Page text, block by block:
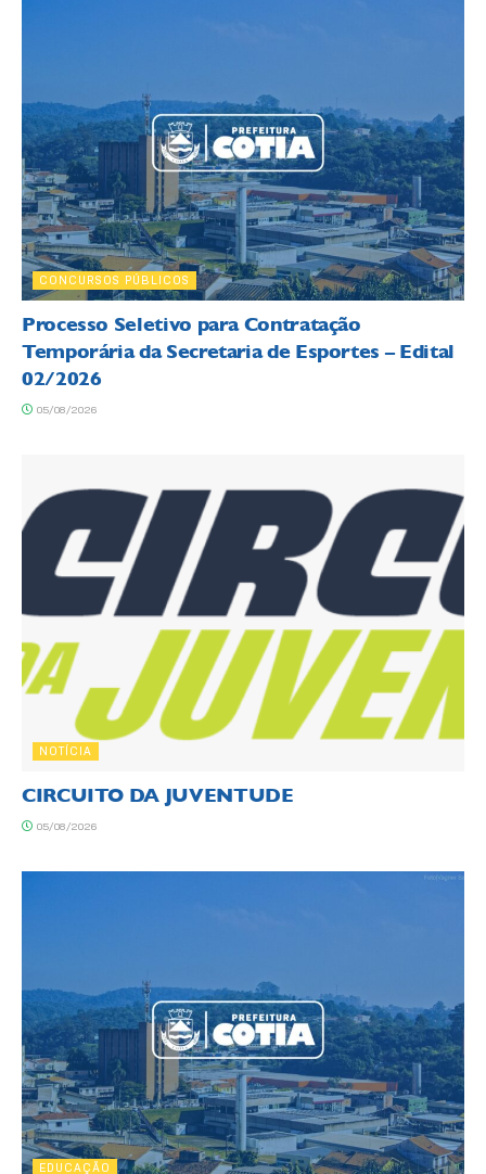
CONCURSOS PÚBLICOS
Processo Seletivo para Contratação
Temporária da Secretaria de Esportes – Edital
02/2026
05/08/2026
NOTÍCIA
CIRCUITO DA JUVENTUDE
05/08/2026
EDUCAÇÃO